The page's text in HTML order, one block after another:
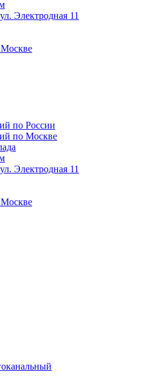
Электродная 11
Москве
по России
по Москве
Электродная 11
Москве